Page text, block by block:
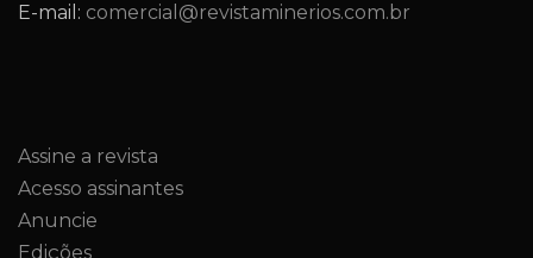
E-mail: comercial@revistaminerios.com.br
Assine a revista
Acesso assinantes
Anuncie
Edições